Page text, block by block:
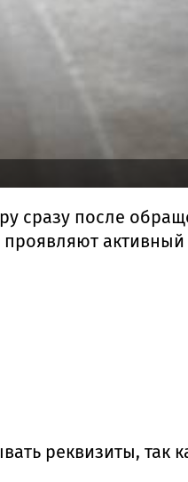
сразу после
активный
реквизиты, так